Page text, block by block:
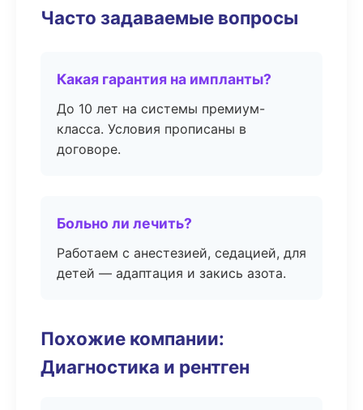
Часто задаваемые вопросы
Какая гарантия на импланты?
До 10 лет на системы премиум-
класса. Условия прописаны в
договоре.
Больно ли лечить?
Работаем с анестезией, седацией, для
детей — адаптация и закись азота.
Похожие компании:
Диагностика и рентген